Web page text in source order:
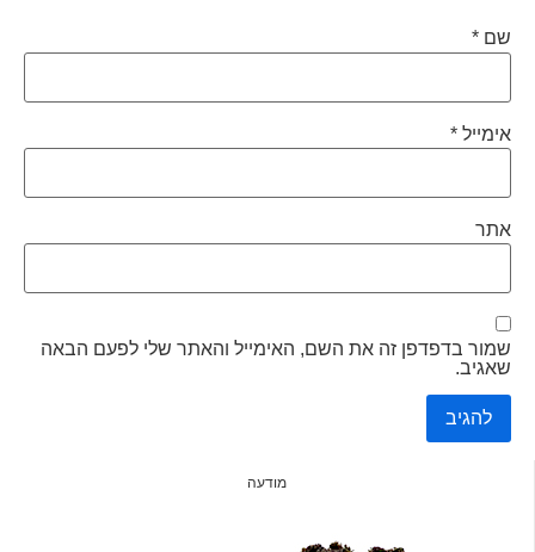
שם *
אימייל *
אתר
שמור בדפדפן זה את השם, האימייל והאתר שלי לפעם הבאה
שאגיב.
מודעה